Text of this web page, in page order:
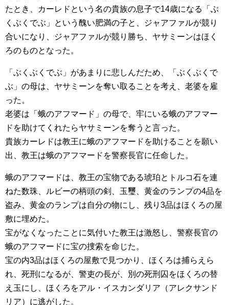
たとき、カーレドという名の貴族の息子で14歳になる「ぶ
くぶくでぶ」という醜い肥満の子と、ジャアファルが競り
合いになり、ジャアファルが競り勝ち、ヤサミーンはほく
ろのものとなった。
「ぶくぶくでぶ」があまりに悲しんだため、「ぶくぶくで
ぶ」の母は、ヤサミーンを奪い取ることを考え、老婆を雇
った。
老婆は「蛾のアフマード」の母で、牢にいる蛾のアフマー
ドを助けてくれたらヤサミーンを奪うと言った。
貴族カーレドは教王に蛾のアフマードを助けることを願い
出、教王は蛾のアフマードを警察長官に任命した。
蛾のアフマードは、教王の宝物である琥珀とトルコ石を連
ねた数珠、ルビーの柄頭の剣、玉璽、黄金のランプの4品を
盗み、黄金のランプは自分の物にし、残り3品はほくろの屋
敷に埋めた。
宝がなくなったことに気付いた教王は激怒し、警察長官の
蛾のアフマードに宝の捜索を命じた。
宝の内3品はほくろの屋敷で見つかり、ほくろは捕らえら
れ、死刑になるが、警吏の長が、別の死刑囚をほくろの替
え玉にし、ほくろをアル・イスカンダリア（アレクサンド
リア）に逃がした。